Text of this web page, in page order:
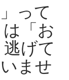
って
「お
げて
ませ